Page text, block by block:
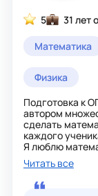
5 31 лет
Математика
Физика
Подготовка к ОГЭ. Будучи опытным
автором
сделать
каждого
Я люблю
любовь детям.
Ведь без
нас мире.
Читать все